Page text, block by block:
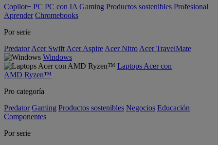
Copilot+ PC PC con IA Gaming Productos sostenibles Profesional
Aprender Chromebooks
Por serie
Predator Acer Swift Acer Aspire Acer Nitro Acer TravelMate
Windows
Laptops Acer con
AMD Ryzen™
Pro categoría
Predator Gaming Productos sostenibles Negocios Educación
Componentes
Por serie